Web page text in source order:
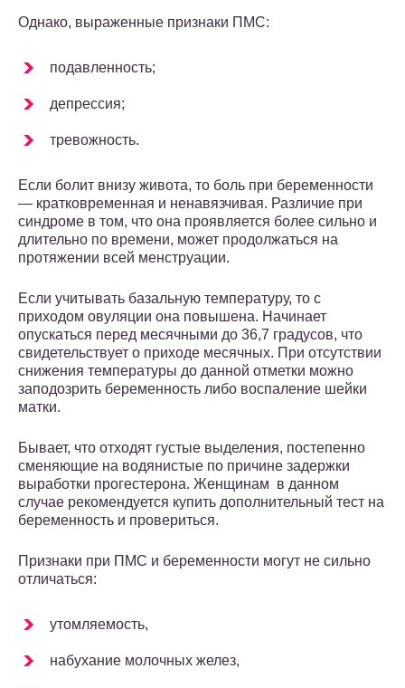
Однако, выраженные признаки ПМС:
подавленность;
депрессия;
тревожность.
Если болит внизу живота, то боль при беременности
— кратковременная и ненавязчивая. Различие при
синдроме в том, что она проявляется более сильно и
длительно по времени, может продолжаться на
протяжении всей менструации.
Если учитывать базальную температуру, то с
приходом овуляции она повышена. Начинает
опускаться перед месячными до 36,7 градусов, что
свидетельствует о приходе месячных. При отсутствии
снижения температуры до данной отметки можно
заподозрить беременность либо воспаление шейки
матки.
Бывает, что отходят густые выделения, постепенно
сменяющие на водянистые по причине задержки
выработки прогестерона. Женщинам в данном
случае рекомендуется купить дополнительный тест на
беременность и провериться.
Признаки при ПМС и беременности могут не сильно
отличаться:
утомляемость,
набухание молочных желез,